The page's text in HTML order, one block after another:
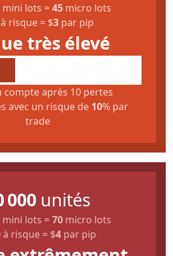
mini lots =45micro lots
risque = $3par pip
très élevé
compte après 10 pertes
avec un risque de 10% par
trade
000unités
mini lots =70micro lots
à risque = $4 par pip